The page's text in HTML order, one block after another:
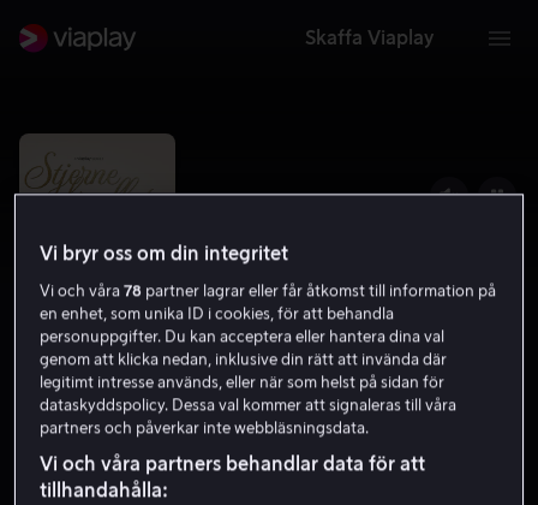
Skaffa Viaplay
Stjärnbröllop
Reality Dokumentärserier 2025 Barntillåten
Vi bryr oss om din integritet
Vi och våra78 partner lagrar eller får åtkomst till information på
en enhet, som unika ID i cookies, för att behandla
personuppgifter. Du kan acceptera eller hantera dina val
genom att klicka nedan, inklusive din rätt att invända där
legitimt intresse används, eller när som helst på sidan för
dataskyddspolicy. Dessa val kommer att signaleras till våra
partners och påverkar inte webbläsningsdata.
Vi och våra partners behandlar data för att
tillhandahålla: